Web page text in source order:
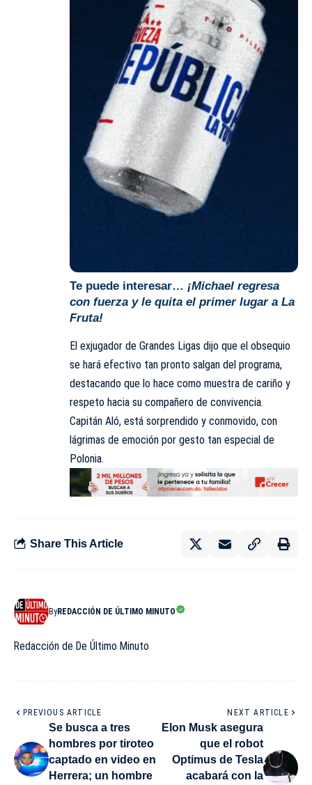
Te puede interesar… ¡Michael regresa
con fuerza y le quita el primer lugar a La
Fruta!
El exjugador de Grandes Ligas dijo que el obsequio
se hará efectivo tan pronto salgan del programa,
destacando que lo hace como muestra de cariño y
respeto hacia su compañero de convivencia.
Capitán Aló, está sorprendido y conmovido, con
lágrimas de emoción por gesto tan especial de
Polonia.
Share This Article
ByREDACCIÓN DE ÚLTIMO MINUTO
Redacción de De Último Minuto
PREVIOUS ARTICLE
Se busca a tres
hombres por tiroteo
captado en video en
Herrera; un hombre
NEXT ARTICLE
Elon Musk asegura
que el robot
Optimus de Tesla
acabará con la